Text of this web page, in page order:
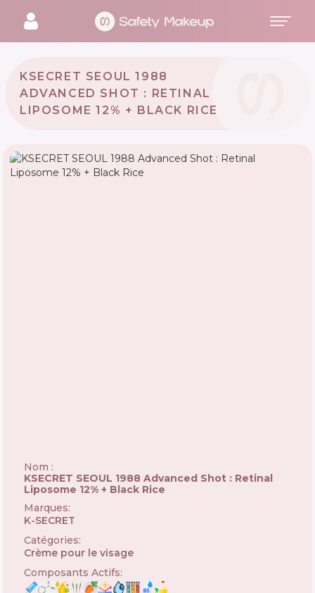
KSECRET SEOUL 1988
ADVANCED SHOT : RETINAL
LIPOSOME 12% + BLACK RICE
Nom :
KSECRET SEOUL 1988 Advanced Shot : Retinal
Liposome 12% + Black Rice
Marques:
K-SECRET
Catégories:
Crème pour le visage
Composants Actifs: